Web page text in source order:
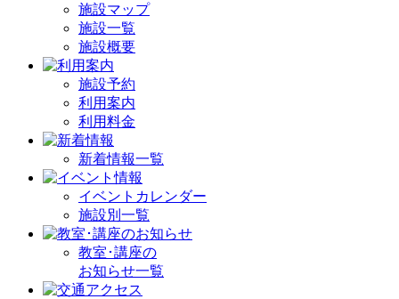
施設マップ
施設一覧
施設概要
施設予約
利用案内
利用料金
新着情報一覧
イベントカレンダー
施設別一覧
教室･講座の
お知らせ一覧